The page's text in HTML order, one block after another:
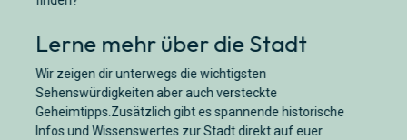
Lerne mehr über die Stadt
Wir zeigen dir unterwegs die wichtigsten
Sehenswürdigkeiten aber auch versteckte
Geheimtipps.Zusätzlich gibt es spannende historische
Infos und Wissenswertes zur Stadt direkt auf euer